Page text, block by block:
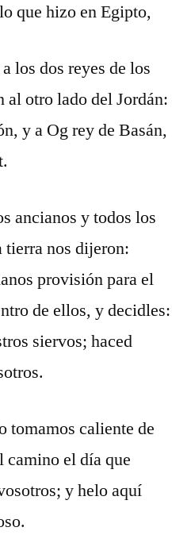
que hizo en Egipto,
los dos reyes de los
al otro lado del Jordán:
y a Og rey de Basán,
ancianos y todos los
tierra nos dijeron:
provisión para el
de ellos, y decidles:
siervos; haced
tomamos caliente de
camino el día que
y helo aquí